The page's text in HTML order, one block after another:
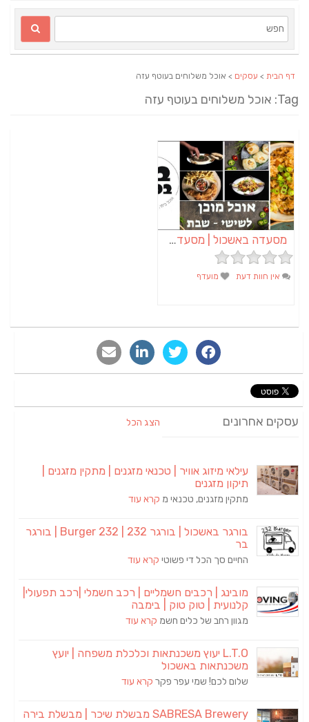
דף הבית>עסקים> אוכל משלוחים בעוטף עזה
Tag: אוכל משלוחים בעוטף עזה
מסעדה באשכול | מסעדת ביס בכיכר | קייטרינג באשכול
אין חוות דעת מועדף
אחרונים הצג הכל
עילאי מיזוג אוויר | טכנאי מזגנים | מתקין מזגנים |
תיקון מזגנים
מתקין מזגנים, טכנאי מקרא עוד
בורגר באשכול | בורגר 232 | Burger 232 | בורגר
בר
החיים סך הכל די פשוטיקרא עוד
מובינג | רכבים חשמליים | רכב חשמלי |רכב תפעולי|
קלנועית | טוק טוק | בימבה
מגוון רחב של כלים חשמקרא עוד
L.T.O יעוץ משכנתאות וכלכלת משפחה | יועץ
משכנתאות באשכול
שלום לכם! שמי עפר פקרקרא עוד
SABRESA Brewery מבשלת שיכר | מבשלת בירה